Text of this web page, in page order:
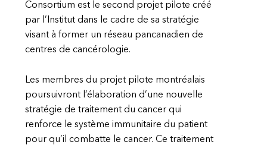
Consortium est le second projet pilote créé
par l’Institut dans le cadre de sa stratégie
visant à former un réseau pancanadien de
centres de cancérologie.
Les membres du projet pilote montréalais
poursuivront l’élaboration d’une nouvelle
stratégie de traitement du cancer qui
renforce le système immunitaire du patient
pour qu’il combatte le cancer. Ce traitement